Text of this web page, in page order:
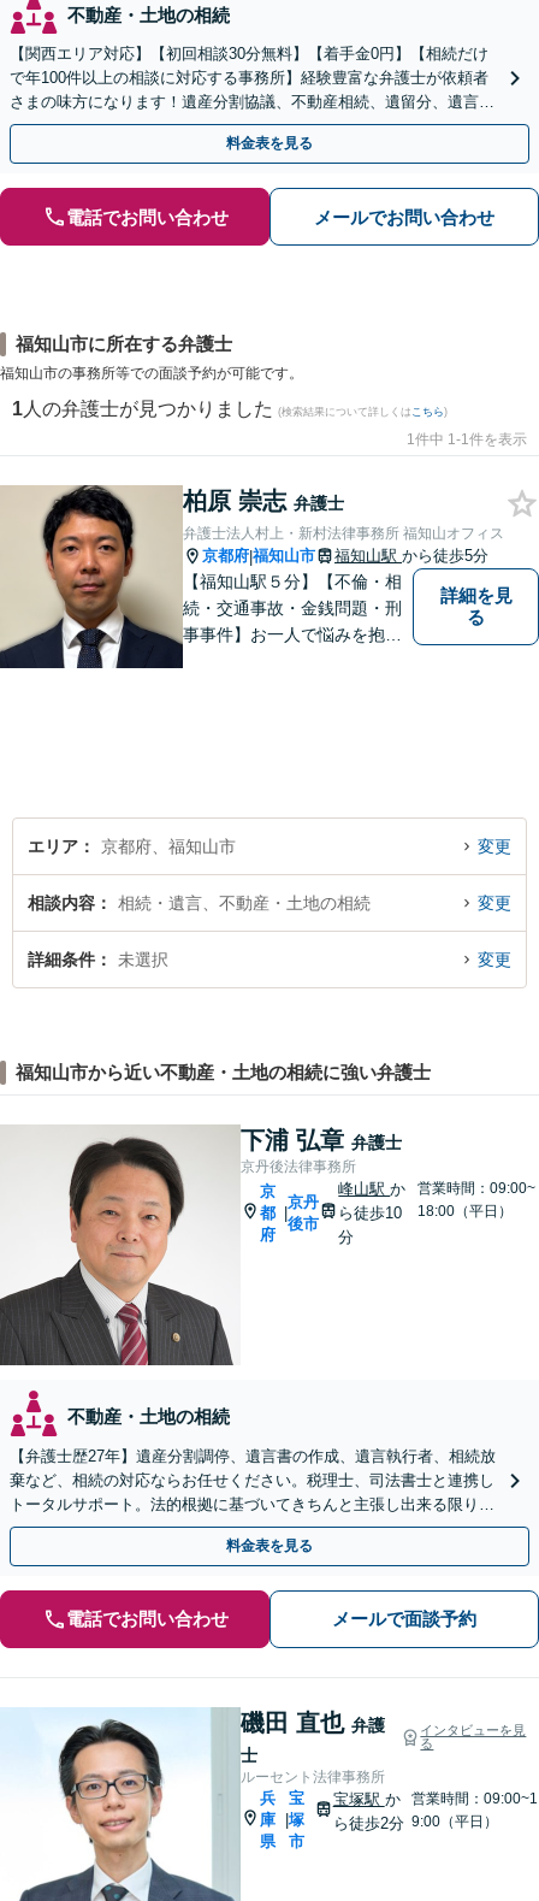
不動産・土地の相続
【関西エリア対応】【初回相談30分無料】【着手金0円】【相続だけ
で年100件以上の相談に対応する事務所】経験豊富な弁護士が依頼者
さまの味方になります！遺産分割協議、不動産相続、遺留分、遺言書
の作成など【烏丸御池駅7分】
料金表を見る
電話でお問い合わせ メールでお問い合わせ
福知山市に所在する弁護士
福知山市の事務所等での面談予約が可能です。
1 人の弁護士が見つかりました (検索結果について詳しくは こちら)
1件中 1-1件を表示
柏原 崇志 弁護士
弁護士法人村上・新村法律事務所 福知山オフィス
京都府|福知山市 福知山駅 から徒歩5分
【福知山駅５分】【不倫・相
続・交通事故・金銭問題・刑
事事件】お一人で悩みを抱え
詳細を見
る
エリア 京都府、福知山市 変更
相談内容 相続・遺言、不動産・土地の相続 変更
詳細条件 未選択 変更
福知山市から近い不動産・土地の相続に強い弁護士
下浦 弘章 弁護士
京丹後法律事務所
京
都
府
京丹
後市
峰山駅か
ら徒歩10
分
営業時間：09:00~
18:00（平日）
不動産・土地の相続
【弁護士歴27年】遺産分割調停、遺言書の作成、遺言執行者、相続放
棄など、相続の対応ならお任せください。税理士、司法書士と連携し
トータルサポート。法的根拠に基づいてきちんと主張し出来る限りご
希望に沿った結果に導きます【兵庫県北部エリアも対応】
料金表を見る
電話でお問い合わせ メールで面談予約
磯田 直也 弁護
士
インタビューを見
る
ルーセント法律事務所
兵
庫
県
宝
塚
市
宝塚駅 か
ら徒歩2分
営業時間：09:00~1
9:00（平日）